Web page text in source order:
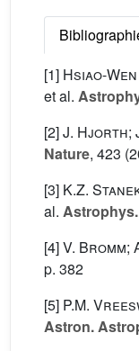
[1] Hsiao-
et al.
[2]J. Hjorth;
Nature, 423
[3] K.Z.
al.
[4]V. Bromm;
p. 382
[5] P.M.
Astron.